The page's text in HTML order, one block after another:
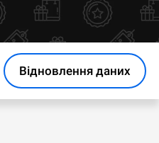
Відновлення даних